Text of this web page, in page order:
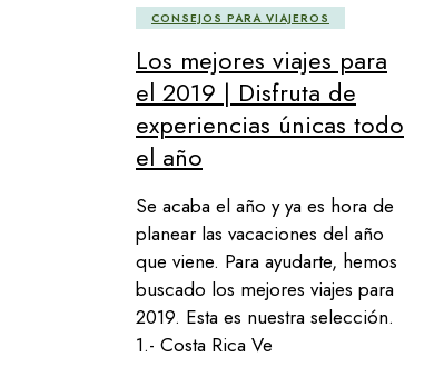
CONSEJOS PARA VIAJEROS
Los mejores viajes para
el 2019 | Disfruta de
experiencias únicas todo
el año
Se acaba el año y ya es hora de
planear las vacaciones del año
que viene. Para ayudarte, hemos
buscado los mejores viajes para
2019. Esta es nuestra selección.
1.- Costa Rica Ve